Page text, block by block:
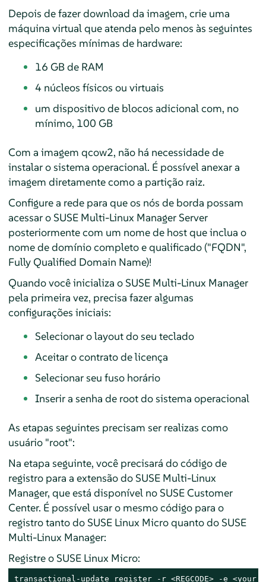
Depois de fazer download da imagem, crie uma
máquina virtual que atenda pelo menos às seguintes
especificações mínimas de hardware:
16 GB de RAM
4 núcleos físicos ou virtuais
um dispositivo de blocos adicional com, no
mínimo, 100 GB
Com a imagem qcow2, não há necessidade de
instalar o sistema operacional. É possível anexar a
imagem diretamente como a partição raiz.
Configure a rede para que os nós de borda possam
acessar o SUSE Multi-Linux Manager Server
posteriormente com um nome de host que inclua o
nome de domínio completo e qualificado ("FQDN",
Fully Qualified Domain Name)!
Quando você inicializa o SUSE Multi-Linux Manager
pela primeira vez, precisa fazer algumas
configurações iniciais:
Selecionar o layout do seu teclado
Aceitar o contrato de licença
Selecionar seu fuso horário
Inserir a senha de root do sistema operacional
As etapas seguintes precisam ser realizas como
usuário "root":
Na etapa seguinte, você precisará do código de
registro para a extensão do SUSE Multi-Linux
Manager, que está disponível no SUSE Customer
Center. É possível usar o mesmo código para o
registro tanto do SUSE Linux Micro quanto do SUSE
Multi-Linux Manager:
Registre o SUSE Linux Micro:
transactional-update register -r <REGCODE> -e